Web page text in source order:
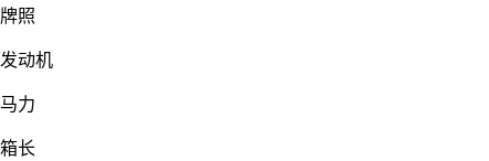
牌照
发动机
马力
箱长